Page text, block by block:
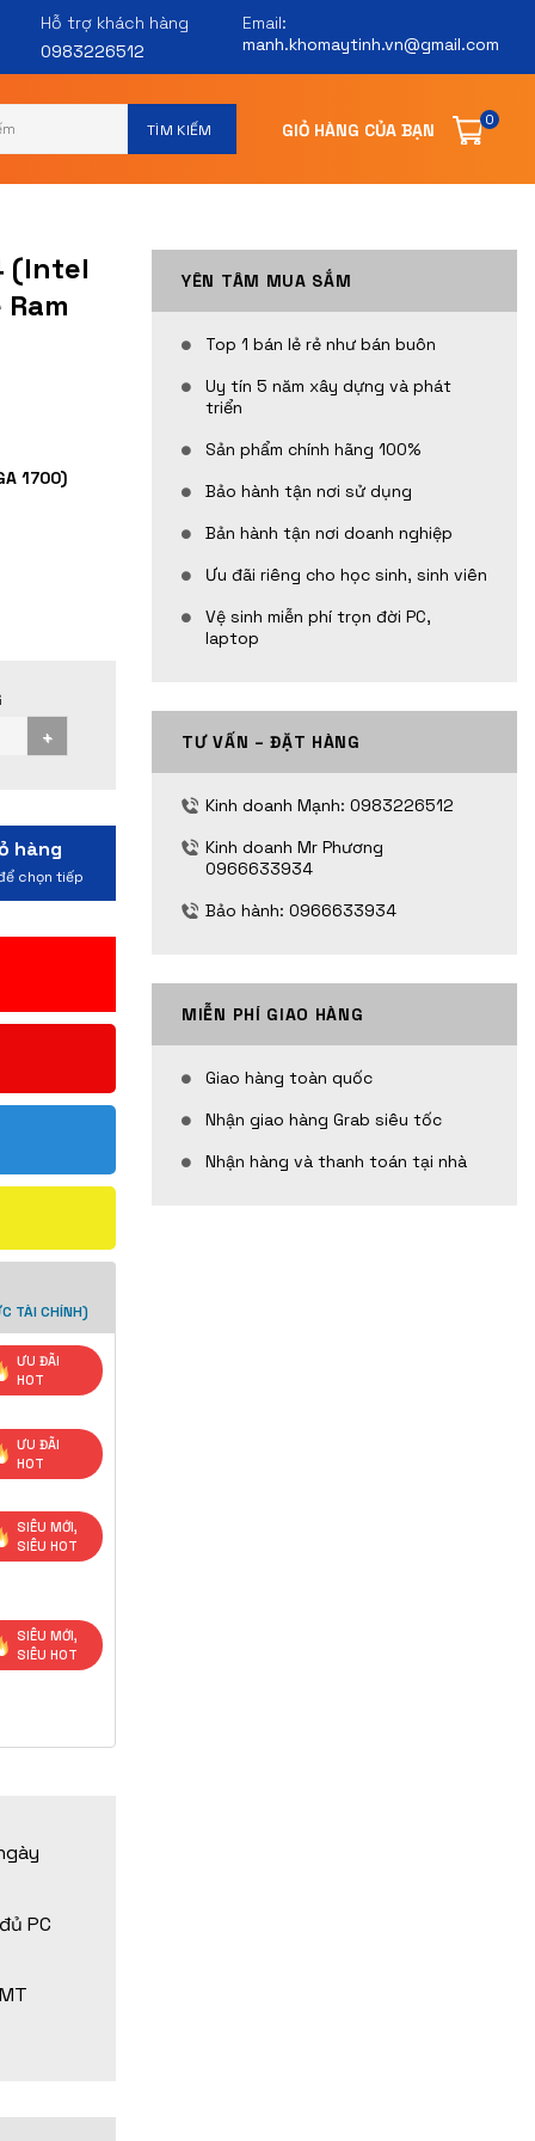
Hỗ trợ khách hàng
0983226512
Email:
manh.khomaytinh.vn@gmail.com
0
(Intel
1700)
Mainboard ASROCK B560M PRO4 (Intel B560, Socket
TÀI CHÍNH)
ƯU ĐÃI
HOT
ƯU ĐÃI
HOT
SIÊU MỚI,
SIÊU HOT
SIÊU MỚI,
SIÊU HOT
PC
YÊN TÂM MUA SẮM
Top 1 bán lẻ rẻ như bán buôn
Uy tín 5 năm xây dựng và phát
triển
Sản phẩm chính hãng 100%
Bảo hành tận nơi sử dụng
Bản hành tận nơi doanh nghiệp
Ưu đãi riêng cho học sinh, sinh viên
Vệ sinh miễn phí trọn đời PC,
laptop
TƯ VẤN – ĐẶT HÀNG
Kinh doanh Mạnh: 0983226512
Kinh doanh Mr Phương
0966633934
Bảo hành: 0966633934
MIỄN PHÍ GIAO HÀNG
Giao hàng toàn quốc
Nhận giao hàng Grab siêu tốc
Nhận hàng và thanh toán tại nhà